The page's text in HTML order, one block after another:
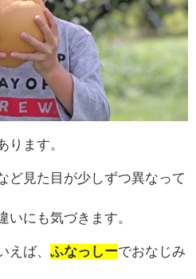
ります。
ど見た目が少しずつ異なって
いにも気づきます。
えば、 ふなっしーでおなじみ